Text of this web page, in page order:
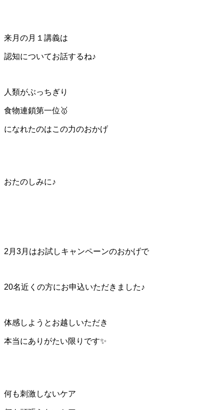
来月の月１講義は
認知についてお話するね♪
人類がぶっちぎり
食物連鎖第一位🥇
になれたのはこの力のおかげ
おたのしみに♪
2月3月はお試しキャンペーンのおかげで
20名近くの方にお申込いただきました♪
体感しようとお越しいただき
本当にありがたい限りです✨
何も刺激しないケア